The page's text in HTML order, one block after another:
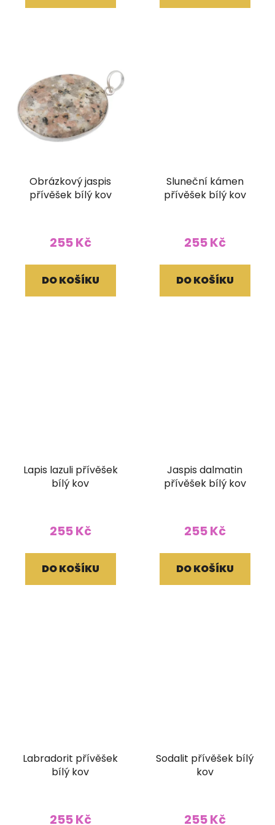
Obrázkový jaspis
přívěšek bílý kov
255 Kč
DO KOŠÍKU
Sluneční kámen
přívěšek bílý kov
255 Kč
DO KOŠÍKU
Lapis lazuli přívěšek
bílý kov
255 Kč
DO KOŠÍKU
Jaspis dalmatin
přívěšek bílý kov
255 Kč
DO KOŠÍKU
Labradorit přívěšek
bílý kov
255 Kč
Sodalit přívěšek bílý
kov
255 Kč